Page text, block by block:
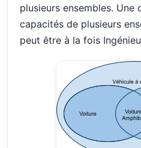
plusieurs ensembles. Une
capacités de plusieurs
peut être à la fois